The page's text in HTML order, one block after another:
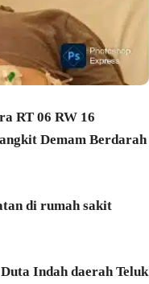
RT 06 RW 16
Demam Berdarah
di rumah sakit
Indah daerah Teluk